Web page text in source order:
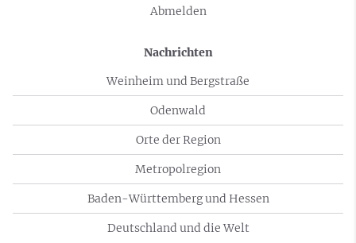
Abmelden
Nachrichten
Weinheim und Bergstraße
Odenwald
Orte der Region
Metropolregion
Baden-Württemberg und Hessen
Deutschland und die Welt